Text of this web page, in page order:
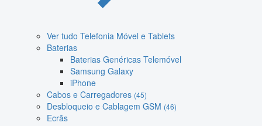
Ver tudo Telefonia Móvel e Tablets
Baterias
Baterias Genéricas Telemóvel
Samsung Galaxy
iPhone
Cabos e Carregadores (45)
Desbloqueio e Cablagem GSM (46)
Ecrãs